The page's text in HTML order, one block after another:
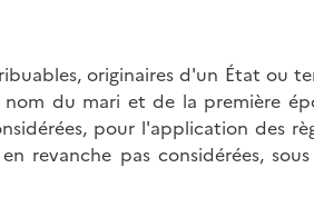
originaires d'un État ou
du mari et de la première
pour l'application des
revanche pas considérées,